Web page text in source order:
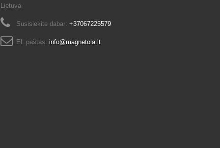
Lietuva
Susisiekite dabar: +37067225579
El. paštas: info@magnetola.lt